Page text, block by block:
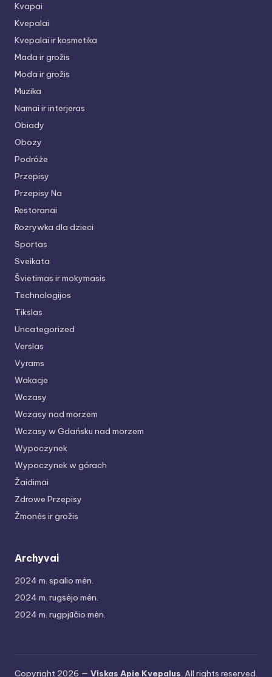
Kvapai
Kvepalai
Kvepalai ir kosmetika
Mada ir grožis
Moda ir grožis
Muzika
Namai ir interjeras
Obiady
Obozy
Podróże
Przepisy
Przepisy Na
Restoranai
Rozrywka dla dzieci
Sportas
Sveikata
Švietimas ir mokymasis
Technologijos
Tikslas
Uncategorized
Verslas
Vyrams
Wakacje
Wczasy
Wczasy nad morzem
Wczasy w Gdańsku nad morzem
Wypoczynek
Wypoczynek w górach
Žaidimai
Zdrowe Przepisy
Žmonės ir grožis
Archyvai
2024 m. spalio mėn.
2024 m. rugsėjo mėn.
2024 m. rugpjūčio mėn.
Copyright 2026 — Viskas Apie Kvepalus. All rights reserved.